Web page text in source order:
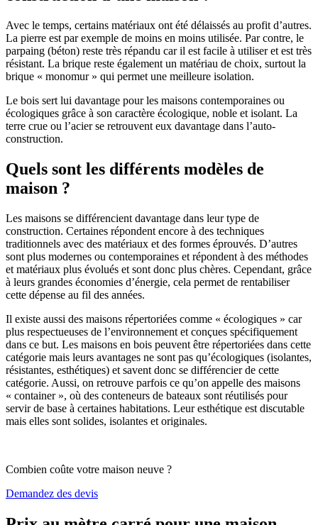
Avec le temps, certains matériaux ont été délaissés au profit d’autres.
La pierre est par exemple de moins en moins utilisée. Par contre, le
parpaing (béton) reste très répandu car il est facile à utiliser et est très
résistant. La brique reste également un matériau de choix, surtout la
brique « monomur » qui permet une meilleure isolation.
Le bois sert lui davantage pour les maisons contemporaines ou
écologiques grâce à son caractère écologique, noble et isolant. La
terre crue ou l’acier se retrouvent eux davantage dans l’auto-
construction.
Quels sont les différents modèles de
maison ?
Les maisons se différencient davantage dans leur type de
construction. Certaines répondent encore à des techniques
traditionnels avec des matériaux et des formes éprouvés. D’autres
sont plus modernes ou contemporaines et répondent à des méthodes
et matériaux plus évolués et sont donc plus chères. Cependant, grâce
à leurs grandes économies d’énergie, cela permet de rentabiliser
cette dépense au fil des années.
Il existe aussi des maisons répertoriées comme « écologiques » car
plus respectueuses de l’environnement et conçues spécifiquement
dans ce but. Les maisons en bois peuvent être répertoriées dans cette
catégorie mais leurs avantages ne sont pas qu’écologiques (isolantes,
résistantes, esthétiques) et savent donc se différencier de cette
catégorie. Aussi, on retrouve parfois ce qu’on appelle des maisons
« container », où des conteneurs de bateaux sont réutilisés pour
servir de base à certaines habitations. Leur esthétique est discutable
mais elles sont solides, isolantes et originales.
Combien coûte votre maison neuve ?
Demandez des devis